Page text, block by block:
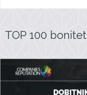
TOP 100 bonitet